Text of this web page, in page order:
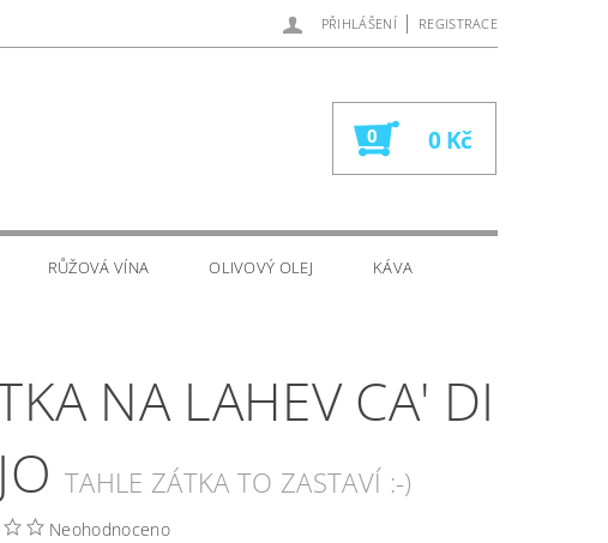
PŘIHLÁŠENÍ | REGISTRACE
0 0 Kč
RŮŽOVÁ VÍNA OLIVOVÝ OLEJ KÁVA
NA LAHEV CA' DI
TAHLE ZÁTKA TO ZASTAVÍ :-)
Neohodnoceno